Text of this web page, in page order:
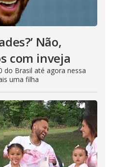
Não,
com inveja
do Brasil até agora nessa
uma filha